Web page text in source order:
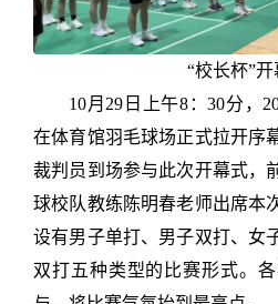
“校长杯”
10月29日上午8：30分，
在体育馆羽毛球场正式拉开序
裁判员到场参与此次开幕式，
球校队教练陈明春老师出席本
设有男子单打、男子双打、女
双打五种类型的比赛形式。